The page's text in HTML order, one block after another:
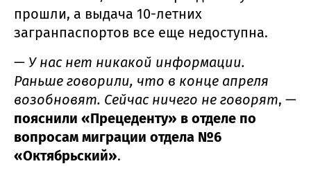
прошли, а выдача 10-летних
загранпаспортов все еще недоступна.
— У нас нет никакой информации.
Раньше говорили, что в конце апреля
возобновят. Сейчас ничего не говорят, —
пояснили «Прецеденту» в отделе по
вопросам миграции отдела №6
«Октябрьский».